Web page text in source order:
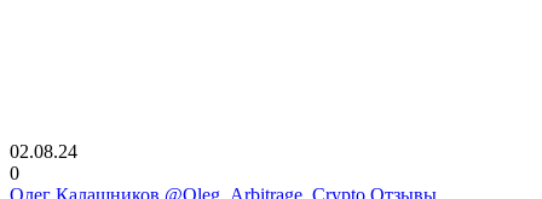
02.08.24
0
Олег Калашников @Oleg_Arbitrage_Crypto Отзывы